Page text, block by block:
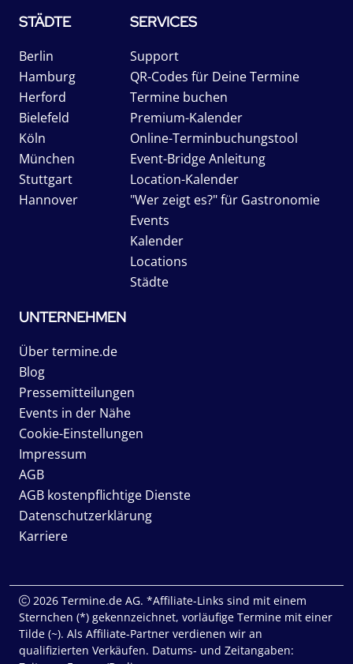
STÄDTE
Berlin
Hamburg
Herford
Bielefeld
Köln
München
Stuttgart
Hannover
SERVICES
Support
QR-Codes für Deine Termine
Termine buchen
Premium-Kalender
Online-Terminbuchungstool
Event-Bridge Anleitung
Location-Kalender
"Wer zeigt es?" für Gastronomie
Events
Kalender
Locations
Städte
UNTERNEHMEN
Über termine.de
Blog
Pressemitteilungen
Events in der Nähe
Cookie-Einstellungen
Impressum
AGB
AGB kostenpflichtige Dienste
Datenschutzerklärung
Karriere
2026 Termine.de AG. *Affiliate-Links sind mit einem
Sternchen (*) gekennzeichnet, vorläufige Termine mit einer
Tilde (~). Als Affiliate-Partner verdienen wir an
qualifizierten Verkäufen. Datums- und Zeitangaben: